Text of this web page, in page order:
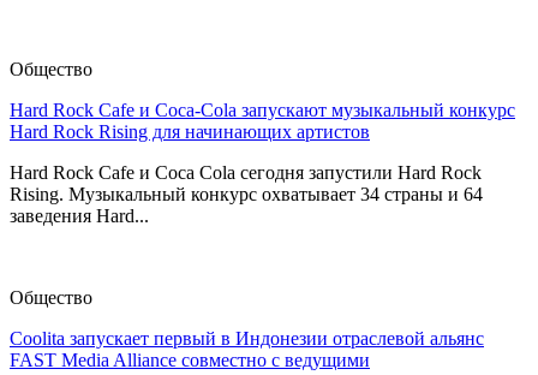
Общество
Hard Rock Cafe и Coca-Cola запускают музыкальный конкурс
Hard Rock Rising для начинающих артистов
Hard Rock Cafe и Coca Cola сегодня запустили Hard Rock
Rising. Музыкальный конкурс охватывает 34 страны и 64
заведения Hard...
Общество
Coolita запускает первый в Индонезии отраслевой альянс
FAST Media Alliance совместно с ведущими